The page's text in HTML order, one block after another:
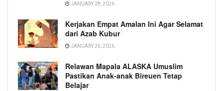
JANUARY 28, 2026
Kerjakan Empat Amalan Ini Agar Selamat
dari Azab Kubur
JANUARY 26, 2026
Relawan Mapala ALASKA Umuslim
Pastikan Anak-anak Bireuen Tetap
Belajar